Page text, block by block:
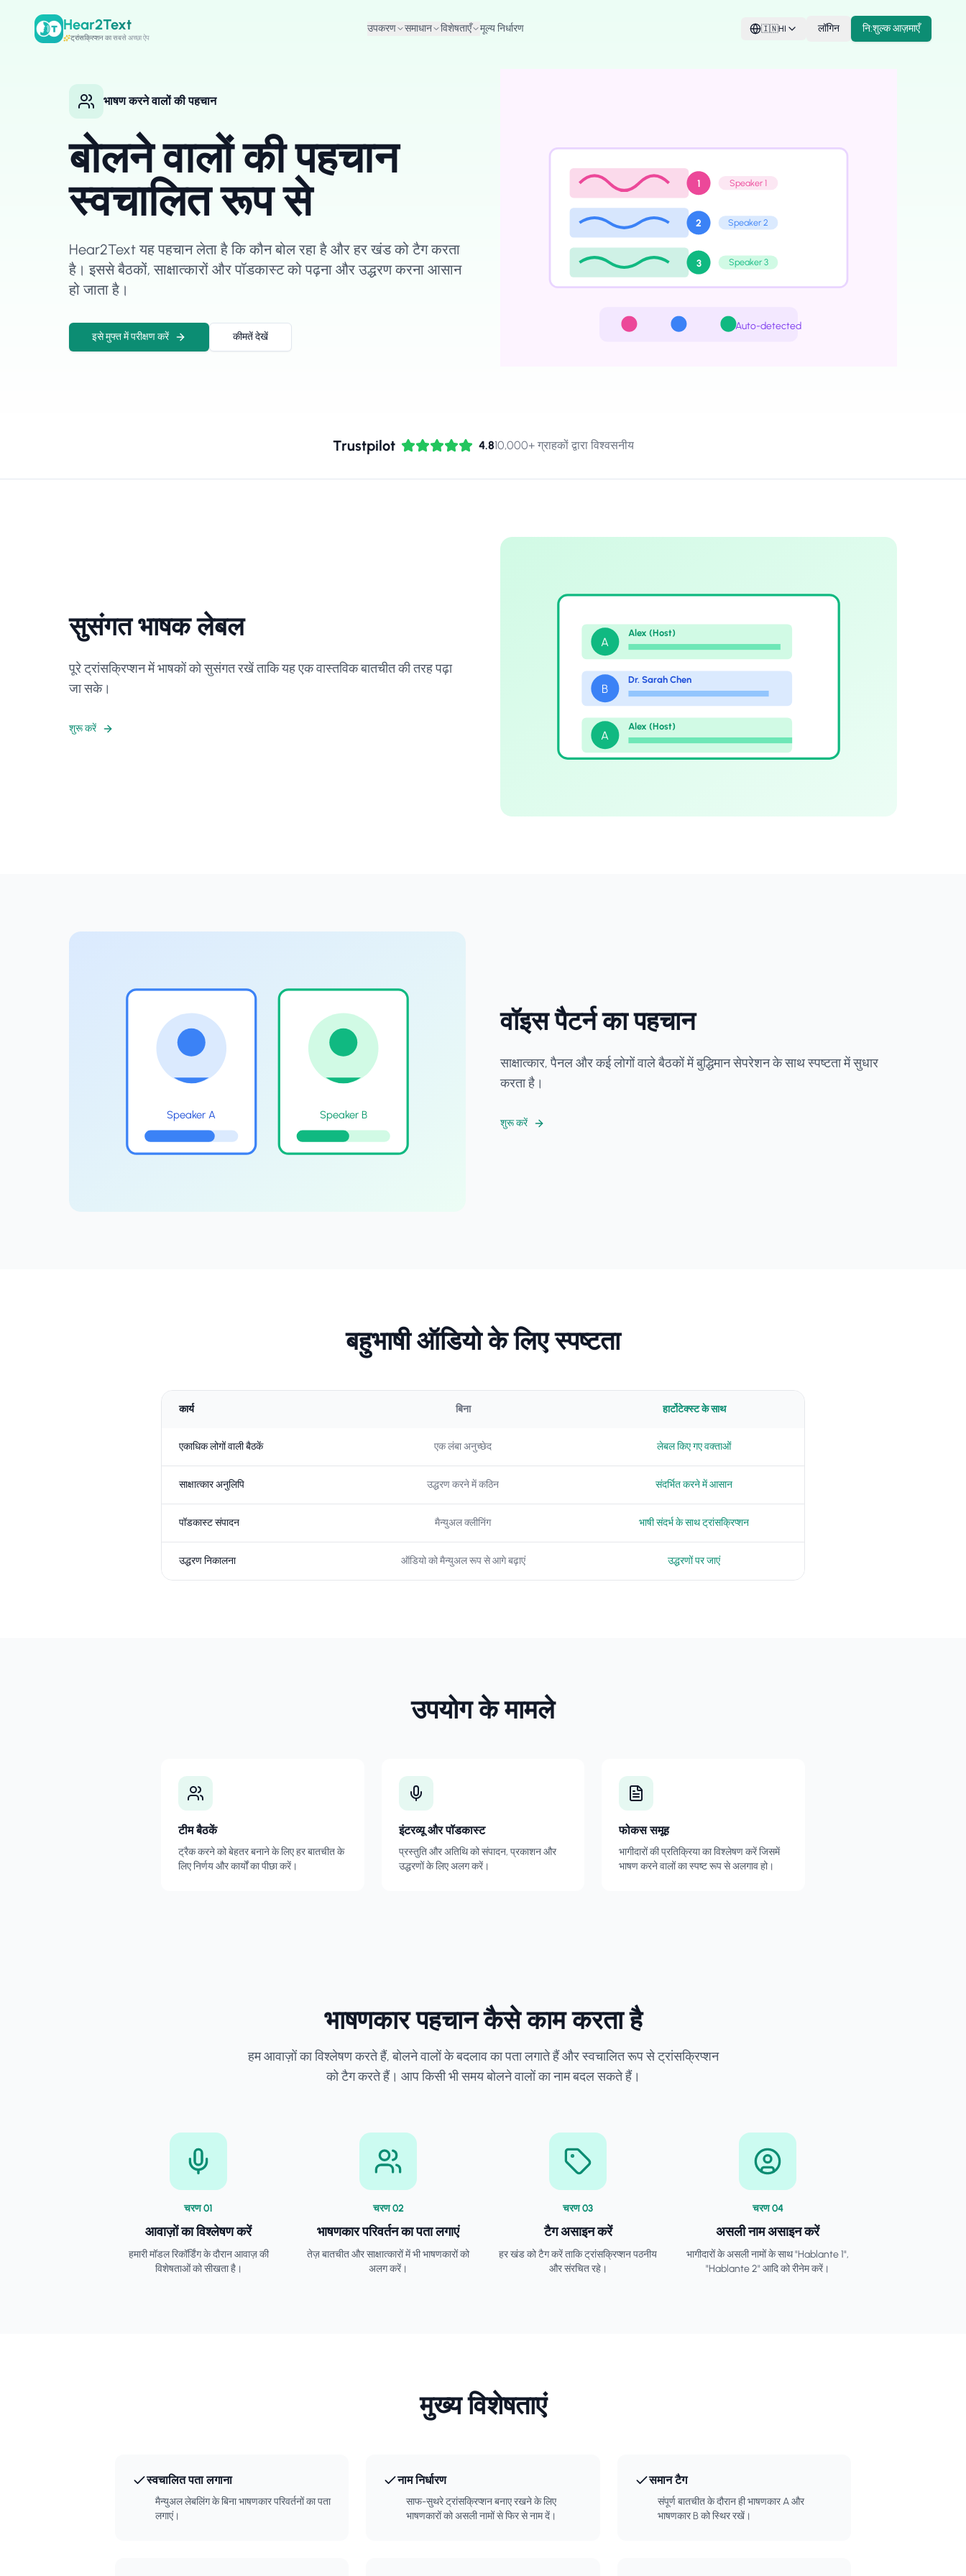
Hear2Text
ट्रांसक्रिप्शन का सबसे अच्छा ऐप
उपकरण समाधान विशेषताएँ मूल्य निर्धारण 🇮🇳HI लॉगिन नि:शुल्क आज़माएँ
भाषण करने वालों की पहचान
बोलने वालों की पहचान
स्वचालित रूप से
Hear2Text यह पहचान लेता है कि कौन बोल रहा है और हर खंड को टैग करता
है। इससे बैठकों, साक्षात्कारों और पॉडकास्ट को पढ़ना और उद्धरण करना आसान
हो जाता है।
इसे मुफ्त में परीक्षण करें कीमतें देखें
1 Speaker 1
2 Speaker 2
3 Speaker 3
Auto-detected
Trustpilot 4.810,000+ ग्राहकों द्वारा विश्वसनीय
सुसंगत भाषक लेबल
पूरे ट्रांसक्रिप्शन में भाषकों को सुसंगत रखें ताकि यह एक वास्तविक बातचीत की तरह पढ़ा
जा सके।
शुरू करें
A
Alex (Host)
B
Dr. Sarah Chen
A
Alex (Host)
वॉइस पैटर्न का पहचान
साक्षात्कार, पैनल और कई लोगों वाले बैठकों में बुद्धिमान सेपरेशन के साथ स्पष्टता में सुधार
करता है।
शुरू करें
Speaker A Speaker B
बहुभाषी ऑडियो के लिए स्पष्टता
कार्य बिना हार्टोटेक्स्ट के साथ
एकाधिक लोगों वाली बैठकें एक लंबा अनुच्छेद लेबल किए गए वक्ताओं
साक्षात्कार अनुलिपि उद्धरण करने में कठिन संदर्भित करने में आसान
पॉडकास्ट संपादन मैन्युअल क्लीनिंग भाषी संदर्भ के साथ ट्रांसक्रिप्शन
उद्धरण निकालना ऑडियो को मैन्युअल रूप से आगे बढ़ाएं उद्धरणों पर जाएं
उपयोग के मामले
टीम बैठकें
ट्रैक करने को बेहतर बनाने के लिए हर बातचीत के
लिए निर्णय और कार्यों का पीछा करें।
इंटरव्यू और पॉडकास्ट
प्रस्तुति और अतिथि को संपादन, प्रकाशन और
उद्धरणों के लिए अलग करें।
फोकस समूह
भागीदारों की प्रतिक्रिया का विश्लेषण करें जिसमें
भाषण करने वालों का स्पष्ट रूप से अलगाव हो।
भाषणकार पहचान कैसे काम करता है
हम आवाज़ों का विश्लेषण करते हैं, बोलने वालों के बदलाव का पता लगाते हैं और स्वचालित रूप से ट्रांसक्रिप्शन
को टैग करते हैं। आप किसी भी समय बोलने वालों का नाम बदल सकते हैं।
चरण01
आवाज़ों का विश्लेषण करें
हमारी मॉडल रिकॉर्डिंग के दौरान आवाज़ की
विशेषताओं को सीखता है।
चरण02
भाषणकार परिवर्तन का पता लगाएं
तेज़ बातचीत और साक्षात्कारों में भी भाषणकारों को
अलग करें।
चरण03
टैग असाइन करें
हर खंड को टैग करें ताकि ट्रांसक्रिप्शन पठनीय
और संरचित रहे।
चरण04
असली नाम असाइन करें
भागीदारों के असली नामों के साथ "Hablante 1",
"Hablante 2" आदि को रीनेम करें।
मुख्य विशेषताएं
स्वचालित पता लगाना
मैन्युअल लेबलिंग के बिना भाषणकार परिवर्तनों का पता
लगाएं।
नाम निर्धारण
साफ-सुथरे ट्रांसक्रिप्शन बनाए रखने के लिए
भाषणकारों को असली नामों से फिर से नाम दें।
समान टैग
संपूर्ण बातचीत के दौरान ही भाषणकार A और
भाषणकार B को स्थिर रखें।